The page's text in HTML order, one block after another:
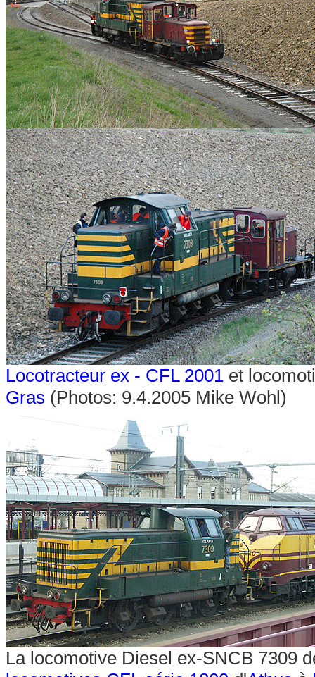
Locotracteur ex - CFL 2001 et
Gras (Photos: 9.4.2005 Mike Wohl)
La locomotive Diesel ex-SNCB 7309